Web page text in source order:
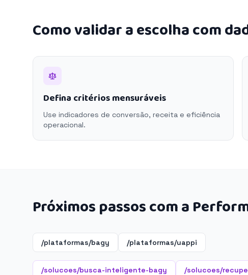
Como validar a escolha com
Defina critérios mensuráveis
Use indicadores de conversão, receita e eficiência
operacional.
Próximos passos com a
/plataformas/bagy /plataformas/uappi
/solucoes/busca-inteligente-bagy /solucoes/